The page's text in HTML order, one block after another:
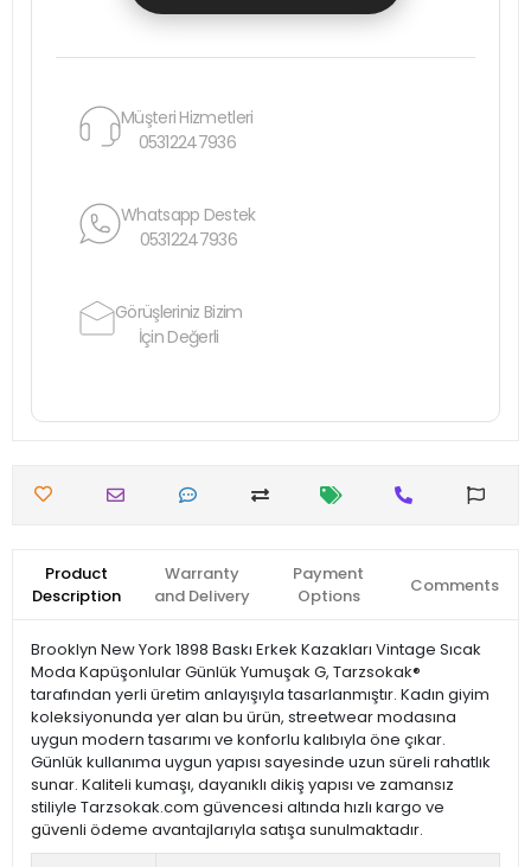
Müşteri Hizmetleri
05312247936
Whatsapp Destek
05312247936
Görüşleriniz Bizim
İçin Değerli
Product
Description
Warranty
and Delivery
Payment
Options
Comments
Brooklyn New York 1898 Baskı Erkek Kazakları Vintage Sıcak
Moda Kapüşonlular Günlük Yumuşak G, Tarzsokak®
tarafından yerli üretim anlayışıyla tasarlanmıştır. Kadın giyim
koleksiyonunda yer alan bu ürün, streetwear modasına
uygun modern tasarımı ve konforlu kalıbıyla öne çıkar.
Günlük kullanıma uygun yapısı sayesinde uzun süreli rahatlık
sunar. Kaliteli kumaşı, dayanıklı dikiş yapısı ve zamansız
stiliyle Tarzsokak.com güvencesi altında hızlı kargo ve
güvenli ödeme avantajlarıyla satışa sunulmaktadır.